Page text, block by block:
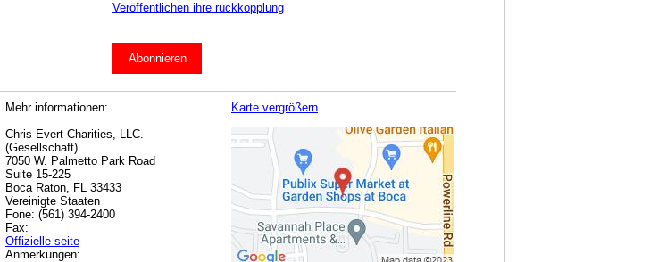
Veröffentlichen ihre rückkopplung
Abonnieren
Mehr informationen:
Chris Evert Charities, LLC.
(Gesellschaft)
7050 W. Palmetto Park Road
Suite 15-225
Boca Raton, FL 33433
Vereinigte Staaten
Fone: (561) 394-2400
Fax:
Offizielle seite
Anmerkungen:
Karte vergrößern